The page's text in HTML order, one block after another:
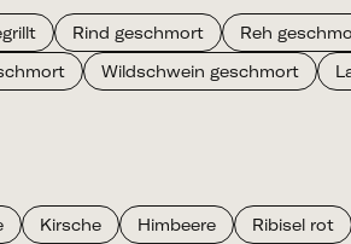
Rind geschmort Reh
Wildschwein geschmort
Kirsche Himbeere Ribisel rot